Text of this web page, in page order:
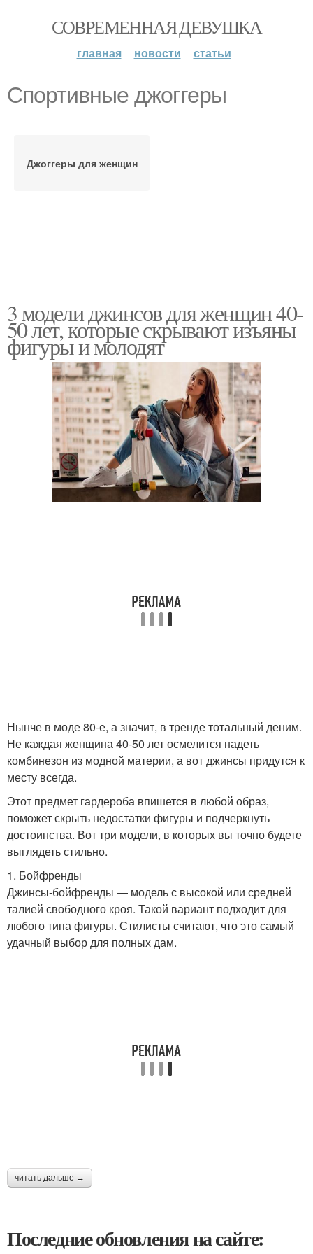
СОВРЕМЕННАЯ ДЕВУШКА
главная новости статьи
Спортивные джоггеры
Джоггеры для женщин
3 модели джинсов для женщин 40-
50 лет, которые скрывают изъяны
фигуры и молодят
Нынче в моде 80-е, а значит, в тренде тотальный деним.
Не каждая женщина 40-50 лет осмелится надеть
комбинезон из модной материи, а вот джинсы придутся к
месту всегда.
Этот предмет гардероба впишется в любой образ,
поможет скрыть недостатки фигуры и подчеркнуть
достоинства. Вот три модели, в которых вы точно будете
выглядеть стильно.
1. Бойфренды
Джинсы-бойфренды — модель с высокой или средней
талией свободного кроя. Такой вариант подходит для
любого типа фигуры. Стилисты считают, что это самый
удачный выбор для полных дам.
читать дальше →
Последние обновления на сайте: